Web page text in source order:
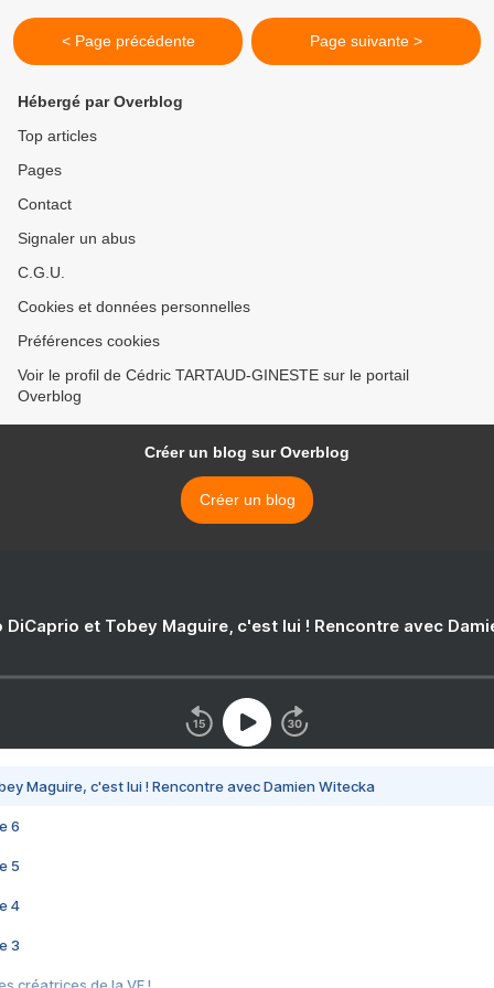
< Page précédente Page suivante >
Hébergé par Overblog
Top articles
Pages
Contact
Signaler un abus
C.G.U.
Cookies et données personnelles
Préférences cookies
Voir le profil de Cédric TARTAUD-GINESTE sur le portail
Overblog
Créer un blog sur Overblog
Créer un blog
DiCaprio et Tobey Maguire, c'est lui ! Rencontre avec
Maguire, c'est lui ! Rencontre avec Damien Witecka
6
5
4
3